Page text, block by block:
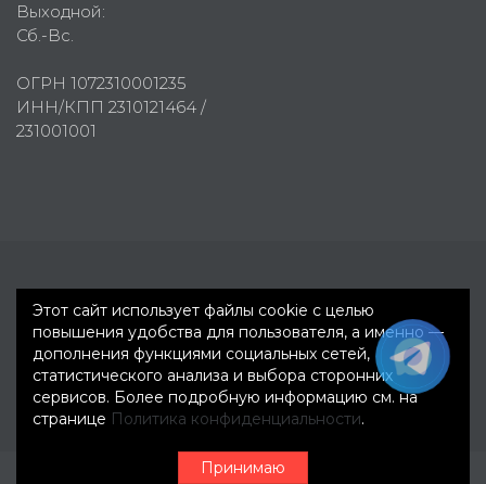
Выходной:
Сб.-Вс.
ОГРН 1072310001235
ИНН/КПП 2310121464 /
231001001
Этот сайт использует файлы cookie с целью
повышения удобства для пользователя, а именно —
дополнения функциями социальных сетей,
статистического анализа и выбора сторонних
сервисов. Более подробную информацию см. на
странице Политика конфиденциальности.
Принимаю